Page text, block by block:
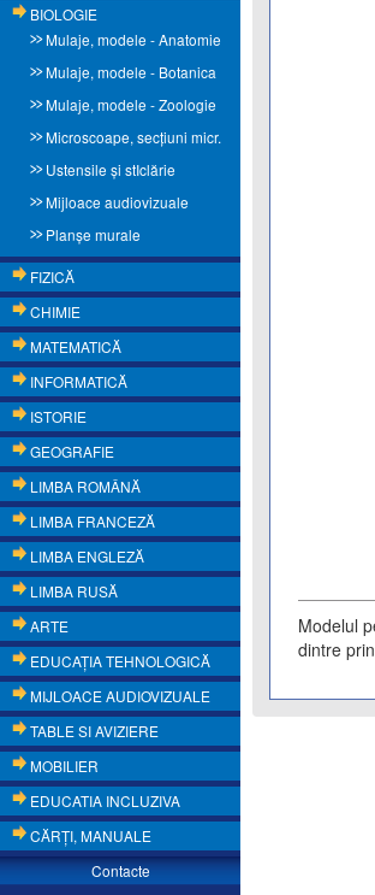
BIOLOGIE
Mulaje, modele - Anatomie
Mulaje, modele - Botanica
Mulaje, modele - Zoologie
Microscoape, secţiuni micr.
Ustensile și stIclărie
Mijloace audiovizuale
Planşe murale
FIZICĂ
CHIMIE
MATEMATICĂ
INFORMATICĂ
ISTORIE
GEOGRAFIE
LIMBA ROMÂNĂ
LIMBA FRANCEZĂ
LIMBA ENGLEZĂ
LIMBA RUSĂ
ARTE
EDUCAŢIA TEHNOLOGICĂ
MIJLOACE AUDIOVIZUALE
TABLE SI AVIZIERE
MOBILIER
EDUCATIA INCLUZIVA
CĂRŢI, MANUALE
Contacte
Modelul
dintre